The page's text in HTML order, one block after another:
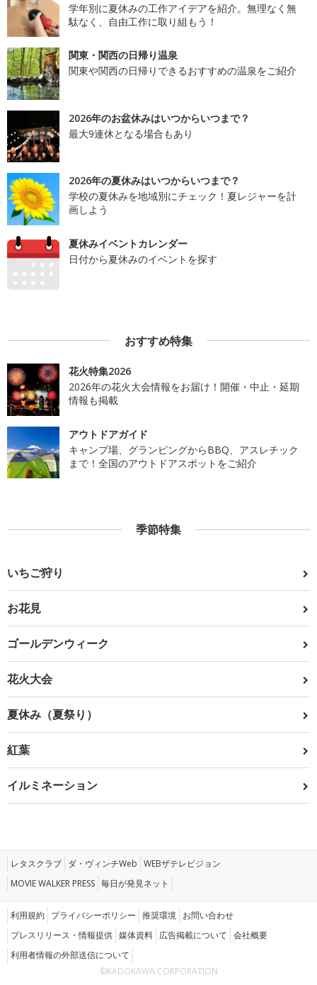
学年別に夏休みの工作アイデアを紹介。無理なく無
駄なく、自由工作に取り組もう！
関東・関西の日帰り温泉
関東や関西の日帰りできるおすすめの温泉をご紹介
2026年のお盆休みはいつからいつまで？
最大9連休となる場合もあり
2026年の夏休みはいつからいつまで？
学校の夏休みを地域別にチェック！夏レジャーを計
画しよう
夏休みイベントカレンダー
日付から夏休みのイベントを探す
おすすめ特集
花火特集2026
2026年の花火大会情報をお届け！開催・中止・延期
情報も掲載
アウトドアガイド
キャンプ場、グランピングからBBQ、アスレチック
まで！全国のアウトドアスポットをご紹介
季節特集
いちご狩り
お花見
ゴールデンウィーク
花火大会
夏休み（夏祭り）
紅葉
イルミネーション
レタスクラブ ダ・ヴィンチWeb WEBザテレビジョン
MOVIE WALKER PRESS 毎日が発見ネット
利用規約 プライバシーポリシー 推奨環境 お問い合わせ
プレスリリース・情報提供 媒体資料 広告掲載について 会社概要
利用者情報の外部送信について
©KADOKAWA CORPORATION